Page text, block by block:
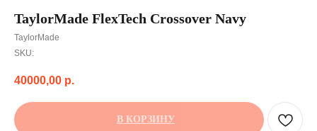
TaylorMade FlexTech Crossover Navy
TaylorMade
SKU:
40000,00 р.
В КОРЗИНУ